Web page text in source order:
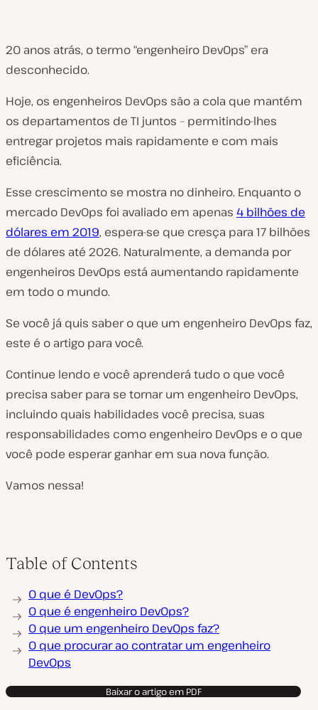
20 anos atrás, o termo “engenheiro DevOps” era
desconhecido.
Hoje, os engenheiros DevOps são a cola que mantém
os departamentos de TI juntos – permitindo-lhes
entregar projetos mais rapidamente e com mais
eficiência.
Esse crescimento se mostra no dinheiro. Enquanto o
mercado DevOps foi avaliado em apenas 4 bilhões de
dólares em 2019, espera-se que cresça para 17 bilhões
de dólares até 2026. Naturalmente, a demanda por
engenheiros DevOps está aumentando rapidamente
em todo o mundo.
Se você já quis saber o que um engenheiro DevOps faz,
este é o artigo para você.
Continue lendo e você aprenderá tudo o que você
precisa saber para se tornar um engenheiro DevOps,
incluindo quais habilidades você precisa, suas
responsabilidades como engenheiro DevOps e o que
você pode esperar ganhar em sua nova função.
Vamos nessa!
Table of Contents
O que é DevOps?
O que é engenheiro DevOps?
O que um engenheiro DevOps faz?
O que procurar ao contratar um engenheiro
DevOps
Baixar o artigo em PDF